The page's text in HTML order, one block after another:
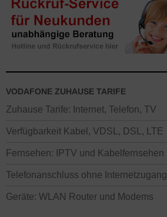
VODAFONE ZUHAUSE TARIFE
Zuhause Tarife: Internet, Telefon, TV
Verfügbarkeit Kabel, VDSL, DSL, LTE
Fernsehen: IPTV und Kabelfernsehen
Telefonanschluss ohne Internetzugang
Geräte: WLAN Router und Modems